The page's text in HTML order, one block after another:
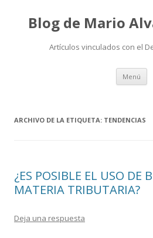
Blog de Mario
Artículos vinculados con el
Menú Ir
ARCHIVO DE LA ETIQUETA: TENDENCIAS
¿ES POSIBLE EL USO DE
MATERIA TRIBUTARIA?
Deja una respuesta